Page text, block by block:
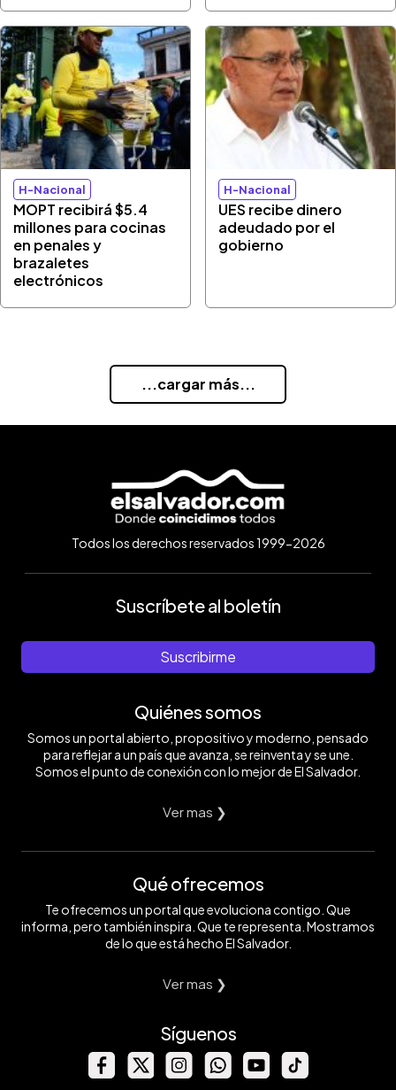
H-Nacional
MOPT recibirá $5.4
millones para cocinas
en penales y
brazaletes
electrónicos
H-Nacional
UES recibe dinero
adeudado por el
gobierno
...cargar más...
Todos los derechos reservados 1999-2026
Suscríbete al boletín
Suscribirme
Quiénes somos
Somos un portal abierto, propositivo y moderno, pensado
para reflejar a un país que avanza, se reinventa y se une.
Somos el punto de conexión con lo mejor de El Salvador.
Ver mas ❯
Qué ofrecemos
Te ofrecemos un portal que evoluciona contigo. Que
informa, pero también inspira. Que te representa. Mostramos
de lo que está hecho El Salvador.
Ver mas ❯
Síguenos